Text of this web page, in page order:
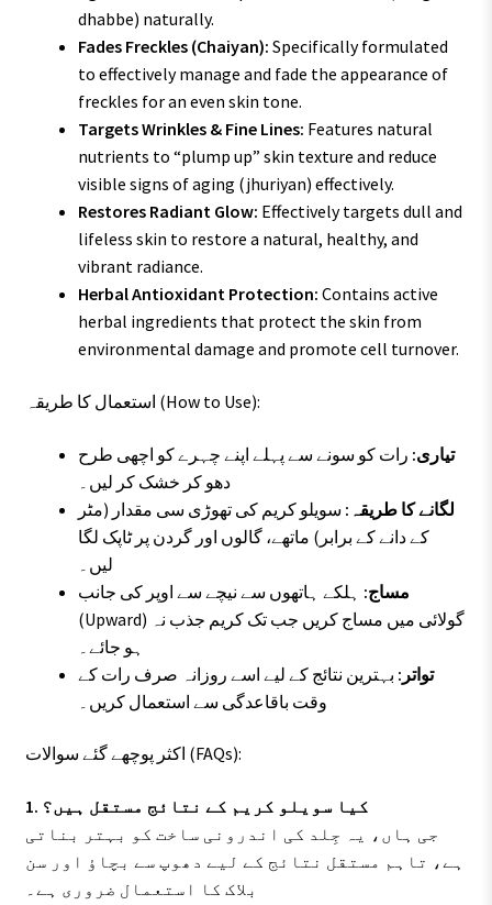
dhabbe) naturally.
Fades Freckles (Chaiyan): Specifically formulated
to effectively manage and fade the appearance of
freckles for an even skin tone.
Targets Wrinkles & Fine Lines: Features natural
nutrients to “plump up” skin texture and reduce
visible signs of aging (jhuriyan) effectively.
Restores Radiant Glow: Effectively targets dull and
lifeless skin to restore a natural, healthy, and
vibrant radiance.
Herbal Antioxidant Protection: Contains active
herbal ingredients that protect the skin from
environmental damage and promote cell turnover.
استعمال کا طریقہ (How to Use):
تیاری: رات کو سونے سے پہلے اپنے چہرے کو اچھی طرح
دھو کر خشک کر لیں۔
لگانے کا طریقہ: سویلو کریم کی تھوڑی سی مقدار (مٹر
کے دانے کے برابر) ماتھے، گالوں اور گردن پر ٹاپک لگا
لیں۔
مساج: ہلکے ہاتھوں سے نیچے سے اوپر کی جانب
(Upward) گولائی میں مساج کریں جب تک کریم جذب نہ
ہو جائے۔
تواتر: بہترین نتائج کے لیے اسے روزانہ صرف رات کے
وقت باقاعدگی سے استعمال کریں۔
اکثر پوچھے گئے سوالات (FAQs):
1. کیا سویلو کریم کے نتائج مستقل ہیں؟
جی ہاں، یہ جِلد کی اندرونی ساخت کو بہتر بناتی
ہے، تاہم مستقل نتائج کے لیے دھوپ سے بچاؤ اور سن
بلاک کا استعمال ضروری ہے۔